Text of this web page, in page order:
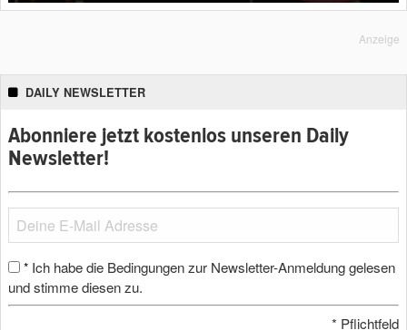
Anzeige
DAILY NEWSLETTER
Abonniere jetzt kostenlos unseren Daily
Newsletter!
* Ich habe die Bedingungen zur Newsletter-Anmeldung gelesen
und stimme diesen zu.
* Pflichtfeld